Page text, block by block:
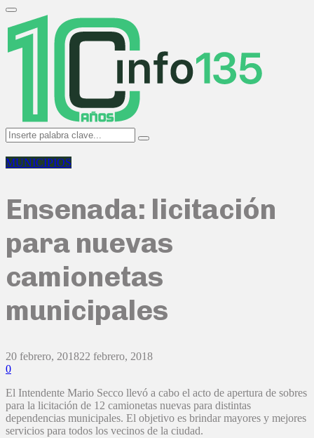
Primary
Menu
Search
for:
Search
MUNICIPIOS
Ensenada: licitación
para nuevas
camionetas
municipales
20 febrero, 201822 febrero, 2018
0
El Intendente Mario Secco llevó a cabo el acto de apertura de sobres
para la licitación de 12 camionetas nuevas para distintas
dependencias municipales. El objetivo es brindar mayores y mejores
servicios para todos los vecinos de la ciudad.